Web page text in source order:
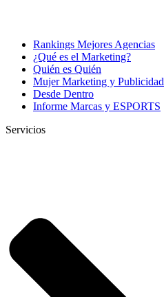
Rankings Mejores Agencias
¿Qué es el Marketing?
Quién es Quién
Mujer Marketing y Publicidad
Desde Dentro
Informe Marcas y ESPORTS
Servicios